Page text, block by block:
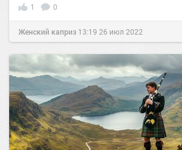
1 0
Женский каприз 13:19 26 июл 2022